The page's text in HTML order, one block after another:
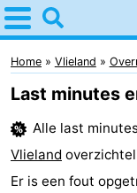
Home
Vlieland
Tips
Voor
kinderen
Natuur
Home Vlieland
Last minutes
Alle last
Vlieland
Er is een fout